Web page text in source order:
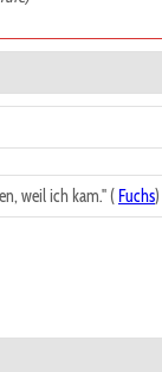
weil ich kam." ( Fuchs)